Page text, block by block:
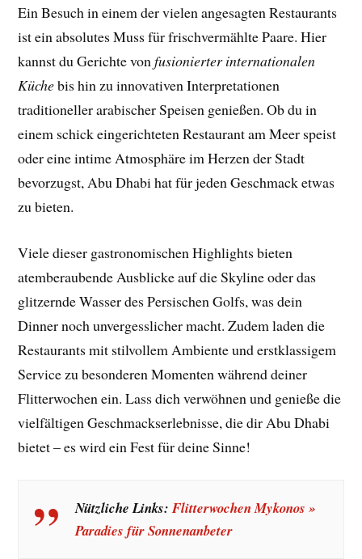
Ein Besuch in einem der vielen angesagten Restaurants
ist ein absolutes Muss für frischvermählte Paare. Hier
kannst du Gerichte vonfusionierter internationalen
Küchebis hin zu innovativen Interpretationen
traditioneller arabischer Speisen genießen. Ob du in
einem schick eingerichteten Restaurant am Meer speist
oder eine intime Atmosphäre im Herzen der Stadt
bevorzugst, Abu Dhabi hat für jeden Geschmack etwas
zu bieten.
Viele dieser gastronomischen Highlights bieten
atemberaubende Ausblicke auf die Skyline oder das
glitzernde Wasser des Persischen Golfs, was dein
Dinner noch unvergesslicher macht. Zudem laden die
Restaurants mit stilvollem Ambiente und erstklassigem
Service zu besonderen Momenten während deiner
Flitterwochen ein. Lass dich verwöhnen und genieße die
vielfältigen Geschmackserlebnisse, die dir Abu Dhabi
bietet – es wird ein Fest für deine Sinne!
Nützliche Links:Flitterwochen Mykonos »
Paradies für Sonnenanbeter